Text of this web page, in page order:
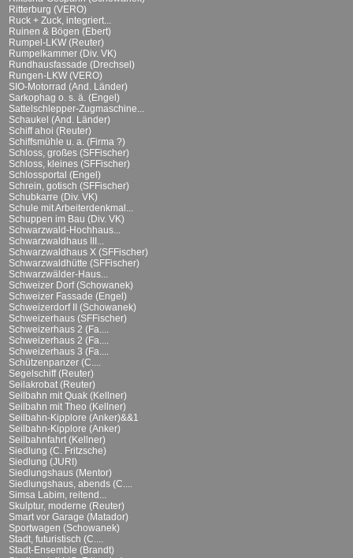
Ritterburg (VERO)
Ruck + Zuck, integriert...
Ruinen & Bögen (Ebert)
Rumpel-LKW (Reuter)
Rumpelkammer (Div. VK)
Rundhausfassade (Drechsel)
Rungen-LKW (VERO)
SIO-Motorrad (And. Länder)
Sarkophag o. s. ä. (Engel)
Sattelschlepper-Zugmaschine...
Schaukel (And. Länder)
Schiff ahoi (Reuter)
Schiffsmühle u. a. (Firma ?)
Schloss, großes (SFFischer)
Schloss, kleines (SFFischer)
Schlossportal (Engel)
Schrein, gotisch (SFFischer)
Schubkarre (Div. VK)
Schule mit Arbeiterdenkmal...
Schuppen im Bau (Div. VK)
Schwarzwald-Hochhaus...
Schwarzwaldhaus III...
Schwarzwaldhaus X (SFFischer)
Schwarzwaldhütte (SFFischer)
Schwarzwälder-Haus...
Schweizer Dorf (Schowanek)
Schweizer Fassade (Engel)
Schweizerdorf II (Schowanek)
Schweizerhaus (SFFischer)
Schweizerhaus 2 (Fa....
Schweizerhaus 2 (Fa....
Schweizerhaus 3 (Fa....
Schützenpanzer (C....
Segelschiff (Reuter)
Seilakrobat (Reuter)
Seilbahn mit Quak (Kellner)
Seilbahn mit Theo (Kellner)
Seilbahn-Kipplore (Anker)&&1
Seilbahn-Kipplore (Anker)
Seilbahnfahrt (Kellner)
Siedlung (C. Fritzsche)
Siedlung (JURI)
Siedlungshaus (Mentor)
Siedlungshaus, abends (C....
Simsa Labim, reitend...
Skulptur, moderne (Reuter)
Smart vor Garage (Matador)
Sportwagen (Schowanek)
Stadt, futuristisch (C....
Stadt-Ensemble (Brandt)